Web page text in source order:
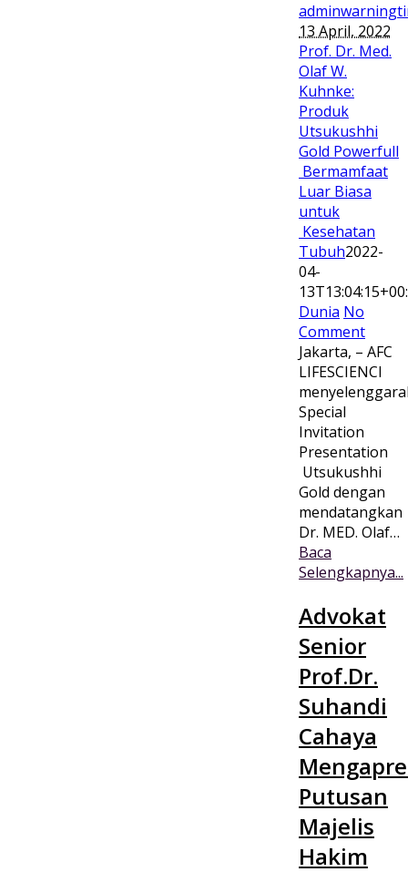
13 April, 2022
Prof. Dr. Med.
Olaf W.
Kuhnke:
Produk
Utsukushhi
Gold Powerfull
Bermamfaat
Luar Biasa
untuk
Kesehatan
Tubuh2022-
04-
Dunia No
Comment
Jakarta, – AFC
LIFESCIENCI
Special
Invitation
Presentation
Utsukushhi
Gold dengan
mendatangkan
Dr. MED. Olaf…
Baca
Selengkapnya...
Advokat
Senior
Prof.Dr.
Suhandi
Cahaya
Putusan
Majelis
Hakim